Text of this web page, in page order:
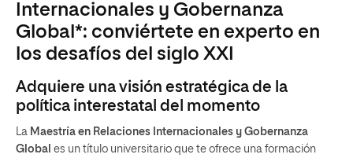
Internacionales y Gobernanza
Global*: conviértete en experto en
los desafíos del siglo XXI
Adquiere una visión estratégica de la
política interestatal del momento
La Maestría en Relaciones Internacionales y Gobernanza
Global es un título universitario que te ofrece una formación